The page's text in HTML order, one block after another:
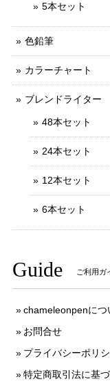
5本セット
色鉛筆
カラーチャート
ブレンドライター
48本セット
24本セット
12本セット
6本セット
Guide ご利用ガ
chameleonpenにつ
お問合せ
プライバシーポリ
特定商取引法に基